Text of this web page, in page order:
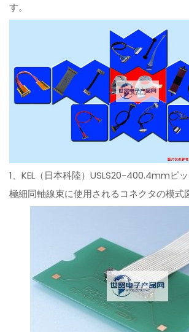
す。
1、KEL（日本科陸）USLS20-400.4mm
極細同軸線束に使用されるコネクタの模式